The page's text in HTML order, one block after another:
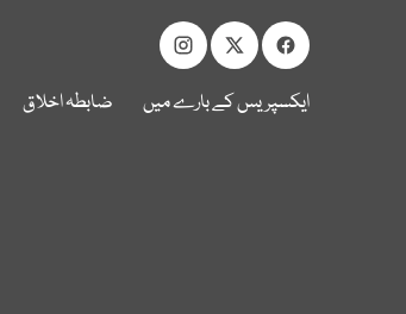
ایکسپریس کے بارے میں ضابطہ اخلاق